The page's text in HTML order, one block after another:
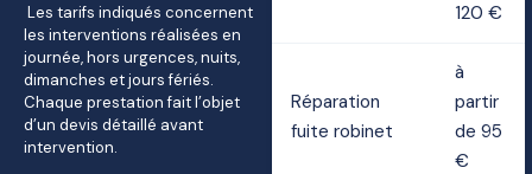
Les tarifs indiqués concernent
les interventions réalisées en
journée, hors urgences, nuits,
dimanches et jours fériés.
Chaque prestation fait l’objet
d’un devis détaillé avant
intervention.
120 €
Réparation
fuite robinet
à
partir
de 95
€